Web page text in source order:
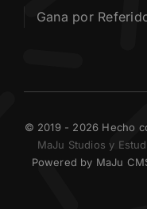
Gana por
© 2019 - 2026 Hecho
MaJu Studios y
Powered by MaJu